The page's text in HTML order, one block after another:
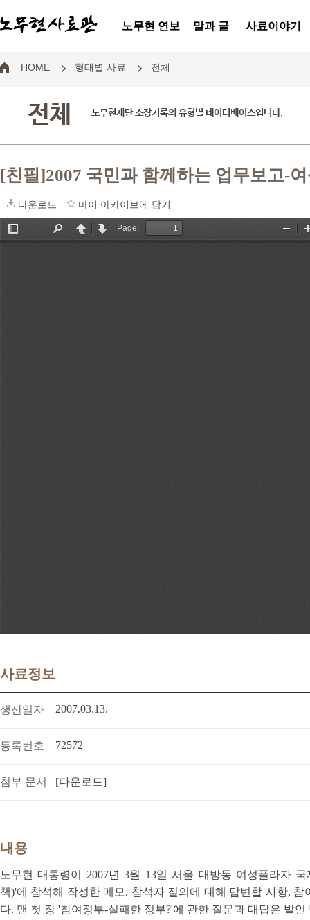
노무현 연보 말과 글 사료이야기
HOME 형태별 사료 전체
전체 노무현재단 소장기록의 유형별 데이터베이스입니다.
[친필]2007 국민과 함께하는 업무보고-
다운로드 마이 아카이브에 담기
사료정보
생산일자 2007.03.13.
등록번호 72572
첨부 문서 [다운로드]
내용
노무현 대통령이 2007년 3월 13일 서울 대방동 여성플라자
책)'에 참석해 작성한 메모. 참석자 질의에 대해 답변할 사항,
다. 맨 첫 장 '참여정부-실패한 정부?'에 관한 질문과 대답은 발언